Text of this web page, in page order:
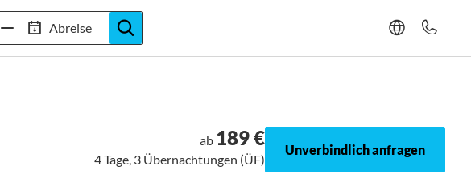
Abreise
20+ Jahre Trainingslager-Expertise
ab 189 €
4 Tage, 3 Übernachtungen (ÜF)
Unverbindlich anfragen